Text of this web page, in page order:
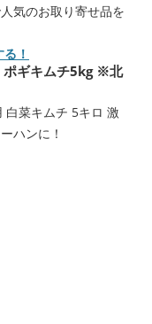
気のお取り寄せ品を
！
ポギキムチ5kg ※北
白菜キムチ 5キロ 激
ハンに！